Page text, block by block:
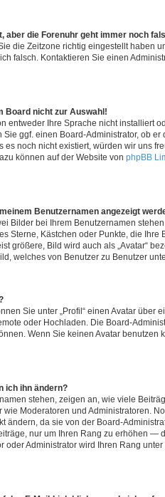
aber die Forenuhr geht immer noch
die Zeitzone richtig eingestellt haben
falsch. Kontaktieren Sie einen
Board nicht zur Auswahl!
entweder Ihre Sprache nicht installiert
ggf. einen Board-Administrator, ob er
es noch nicht existiert, würden wir uns
können auf der Website von phpBB
Benutzernamen angezeigt
Bilder bei Ihrem Benutzernamen
Sterne, Kästchen oder Punkte, die
größere, Bild wird auch als „Avatar“
welches von Benutzer zu Benutzer
Sie unter „Profil“ einen Avatar über
oder Hochladen. Die Board-
Wenn Sie keinen Avatar benutzen
ich ihn ändern?
stehen, zeigen an, wie viele
wie Moderatoren und Administratoren.
ändern, da sie von der Board-
nur um Ihren Rang zu erhöhen —
oder Administrator wird Ihren Rang